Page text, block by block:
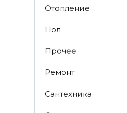
Отопление
Пол
Прочее
Ремонт
Сантехника